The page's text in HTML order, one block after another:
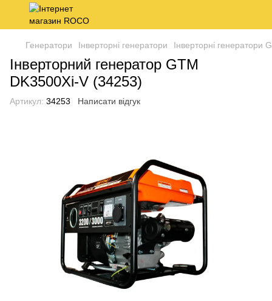
Генератори Інверторні генератори Інверторні генератори
Інверторний генератор GTM
DK3500Xi-V (34253)
Артикул: 34253 Написати відгук